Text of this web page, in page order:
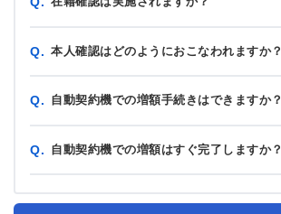
Q. 本人確認はどのようにおこなわれますか？
Q. 自動契約機での増額手続きはできますか？
Q. 自動契約機での増額はすぐ完了しますか？